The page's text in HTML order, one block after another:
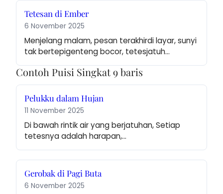
Tetesan di Ember
6 November 2025
Menjelang malam, pesan terakhirdi layar, sunyi
tak bertepigenteng bocor, tetesjatuh…
Contoh Puisi Singkat 9 baris
Pelukku dalam Hujan
11 November 2025
Di bawah rintik air yang berjatuhan, Setiap
tetesnya adalah harapan,…
Gerobak di Pagi Buta
6 November 2025